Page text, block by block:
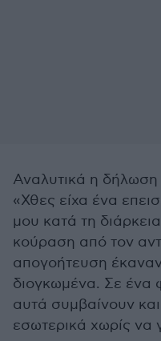
Αναλυτικά η δήλωση
«Χθες είχα ένα
μου κατά τη
κούραση από τον
απογοήτευση
διογκωμένα. Σε ένα
αυτά συμβαίνουν
εσωτερικά χωρίς να